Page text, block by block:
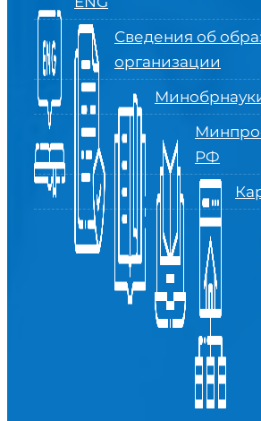
Сведения об
организации
РФ